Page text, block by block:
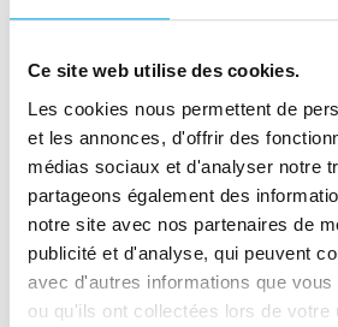
Ce site web utilise des cookies.
Les cookies nous permettent de
et les annonces, d'offrir des
médias sociaux et d'analyser notre
partageons également des
notre site avec nos partenaires de
publicité et d'analyse, qui peuvent
avec d'autres informations que
ou qu'ils ont collectées lors de votre
Réorganiser sa force
La structure capitalistique
commerciale. Un groupe de 100
pilote pas comme une structure
capitalistiques permettent de :
- Segmenter la force de vente
structure des groupes